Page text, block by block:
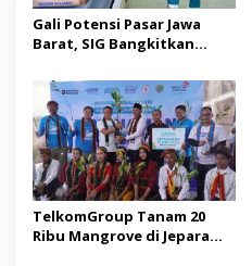
Gali Potensi Pasar Jawa
Barat, SIG Bangkitkan
Semen Kujang
TelkomGroup Tanam 20
Ribu Mangrove di Jepara